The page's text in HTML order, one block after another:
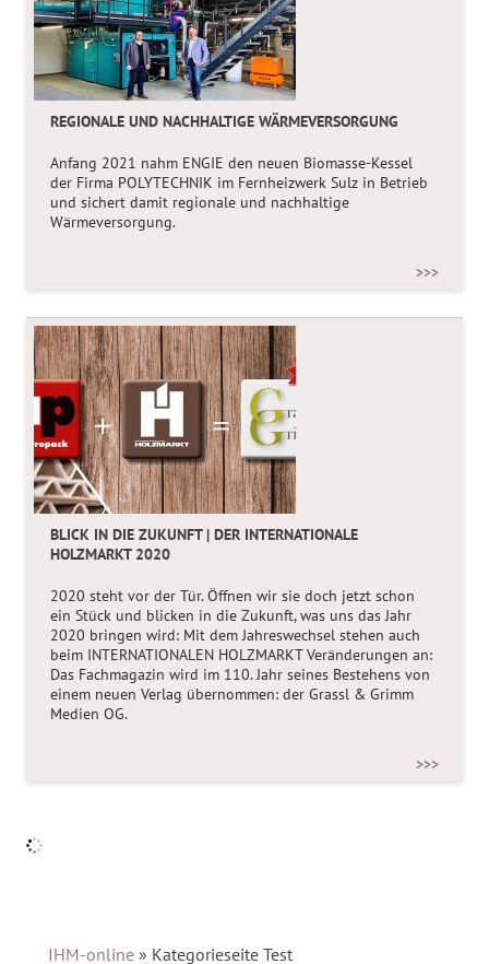
REGIONALE UND NACHHALTIGE WÄRMEVERSORGUNG
Anfang 2021 nahm ENGIE den neuen Biomasse-Kessel
der Firma POLYTECHNIK im Fernheizwerk Sulz in Betrieb
und sichert damit regionale und nachhaltige
Wärmeversorgung.
>>>
BLICK IN DIE ZUKUNFT | DER INTERNATIONALE
HOLZMARKT 2020
2020 steht vor der Tür. Öffnen wir sie doch jetzt schon
ein Stück und blicken in die Zukunft, was uns das Jahr
2020 bringen wird: Mit dem Jahreswechsel stehen auch
beim INTERNATIONALEN HOLZMARKT Veränderungen an:
Das Fachmagazin wird im 110. Jahr seines Bestehens von
einem neuen Verlag übernommen: der Grassl & Grimm
Medien OG.
>>>
Stellen Sie sich vor, Sie ergreifen einenLasthakenund
ziehen ihn ganz einfach in Position. Kran und Hubwerk
folgen Ihnen ohne Mühe. Die Rope Angle Features von
Konecranes machen das möglich und liefern handliche
Lösungen für die täglichen Hubherausforderungen, vom
Lastkollisionsschutz
über die automatische
Hakenzentrierungbis zurLastpendeldämpfung
IHM-online » Kategorieseite Test